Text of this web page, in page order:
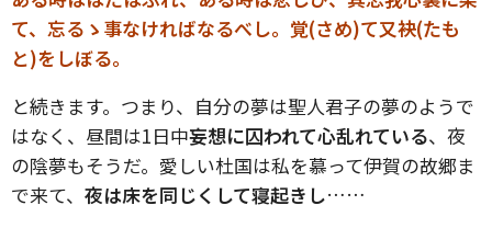
て、忘るゝ事なければなるべし。覚(さめ)て又袂(たも
と)をしぼる。
と続きます。つまり、自分の夢は聖人君子の夢のようで
はなく、昼間は1日中妄想に囚われて心乱れている、夜
の陰夢もそうだ。愛しい杜国は私を慕って伊賀の故郷ま
で来て、 夜は床を同じくして寝起きし……